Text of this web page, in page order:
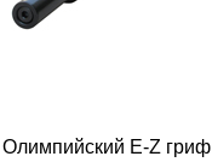
Олимпийский E-Z гриф